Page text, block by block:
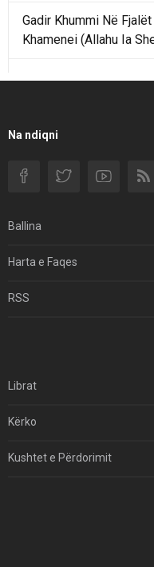
Gadir Khummi Në
Khamenei (Allahu Ia
Filmi I Shkurtër Iranian
Na ndiqni
Ballina
Harta e Faqes
RSS
Librat
Kërko
Kushtet e Përdorimit